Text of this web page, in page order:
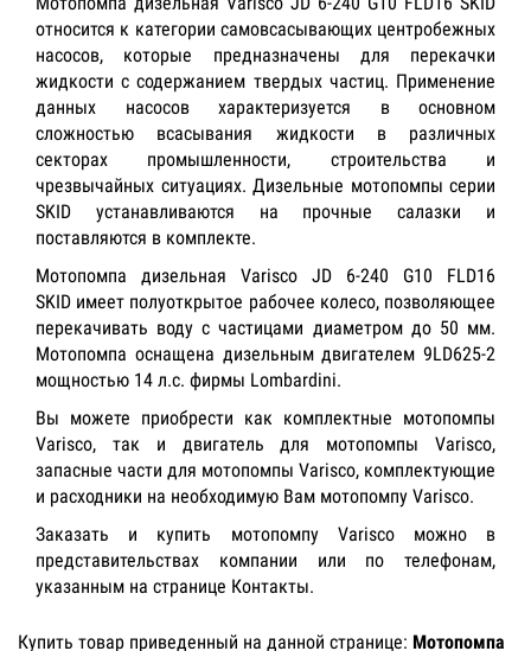
относится к категории самовсасывающих центробежных
насосов, которые предназначены для перекачки
жидкости с содержанием твердых частиц. Применение
данных насосов характеризуется в основном
сложностью всасывания жидкости в различных
секторах промышленности, строительства и
чрезвычайных ситуациях. Дизельные мотопомпы серии
SKID устанавливаются на прочные салазки и
поставляются в комплекте.
Мотопомпа дизельная Varisco JD 6-240 G10 FLD16
SKID имеет полуоткрытое рабочее колесо, позволяющее
перекачивать воду с частицами диаметром до 50 мм.
Мотопомпа оснащена дизельным двигателем 9LD625-2
мощностью 14 л.с. фирмы Lombardini.
Вы можете приобрести как комплектные мотопомпы
Varisco, так и двигатель для мотопомпы Varisco,
запасные части для мотопомпы Varisco, комплектующие
и расходники на необходимую Вам мотопомпу Varisco.
Заказать и купить мотопомпу Varisco можно в
представительствах компании или по телефонам,
указанным на странице Контакты.
Купить товар приведенный на данной странице: Мотопомпа